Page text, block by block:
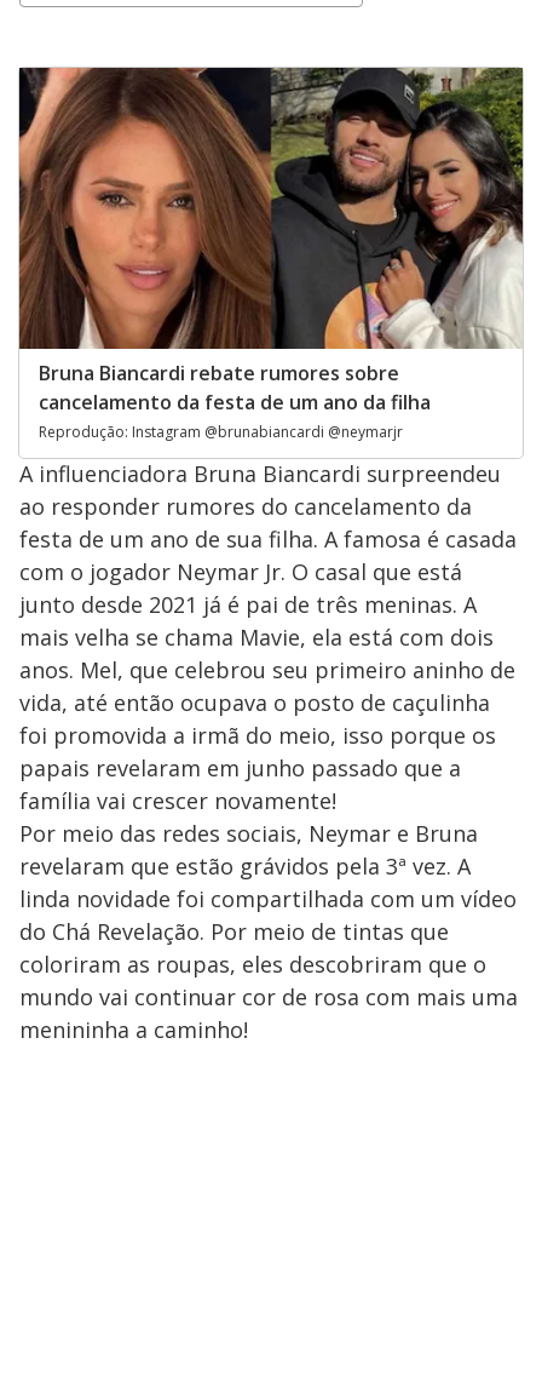
Bruna Biancardi rebate rumores sobre
cancelamento da festa de um ano da filha
Reprodução: Instagram @brunabiancardi @neymarjr
A influenciadora Bruna Biancardi surpreendeu
ao responder rumores do cancelamento da
festa de um ano de sua filha. A famosa é casada
com o jogador Neymar Jr. O casal que está
junto desde 2021 já é pai de três meninas. A
mais velha se chama Mavie, ela está com dois
anos. Mel, que celebrou seu primeiro aninho de
vida, até então ocupava o posto de caçulinha
foi promovida a irmã do meio, isso porque os
papais revelaram em junho passado que a
família vai crescer novamente!
Por meio das redes sociais, Neymar e Bruna
revelaram que estão grávidos pela 3ª vez. A
linda novidade foi compartilhada com um vídeo
do Chá Revelação. Por meio de tintas que
coloriram as roupas, eles descobriram que o
mundo vai continuar cor de rosa com mais uma
menininha a caminho!